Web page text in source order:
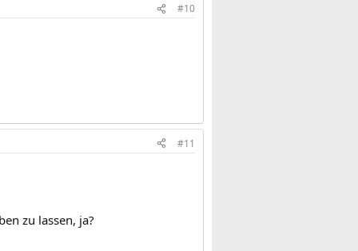
#10
#11
zu lassen, ja?